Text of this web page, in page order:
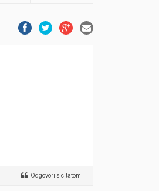
Odgovori s citatom